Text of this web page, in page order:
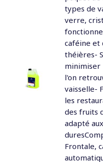
types de
verre,
caféine et
théières-
minimiser
l'on
vaisselle-
les
des fruits
adapté
Frontale,